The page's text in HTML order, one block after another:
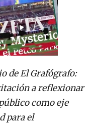
de El Grafógrafo:
a reflexionar
como eje
para el